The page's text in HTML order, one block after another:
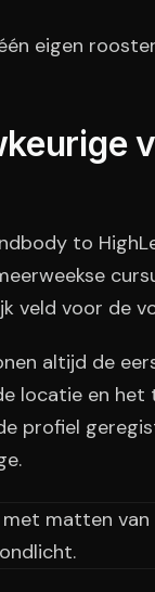
eigen
to
veld voor de
altijd de
locatie en het
profiel